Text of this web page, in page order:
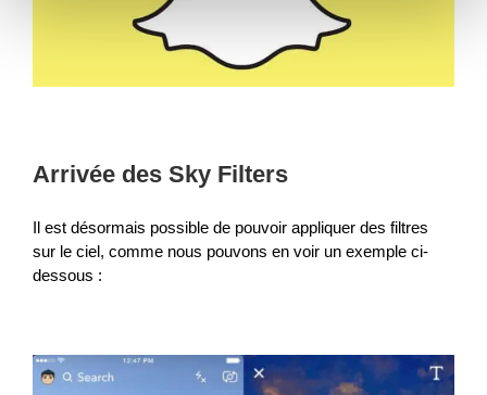
Arrivée des Sky Filters
Il est désormais possible de pouvoir appliquer des filtres
sur le ciel, comme nous pouvons en voir un exemple ci-
dessous :